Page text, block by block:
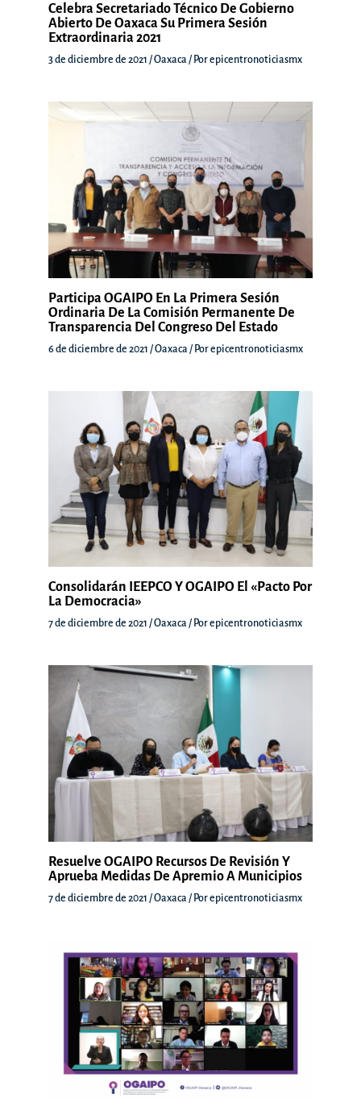
Celebra Secretariado Técnico De Gobierno
Abierto De Oaxaca Su Primera Sesión
Extraordinaria 2021
3 de diciembre de 2021 /Oaxaca / Porepicentronoticiasmx
Participa OGAIPO En La Primera Sesión
Ordinaria De La Comisión Permanente De
Transparencia Del Congreso Del Estado
6 de diciembre de 2021 /Oaxaca / Porepicentronoticiasmx
Consolidarán IEEPCO Y OGAIPO El «Pacto Por
La Democracia»
7 de diciembre de 2021 /Oaxaca / Porepicentronoticiasmx
Resuelve OGAIPO Recursos De Revisión Y
Aprueba Medidas De Apremio A Municipios
7 de diciembre de 2021 /Oaxaca / Porepicentronoticiasmx